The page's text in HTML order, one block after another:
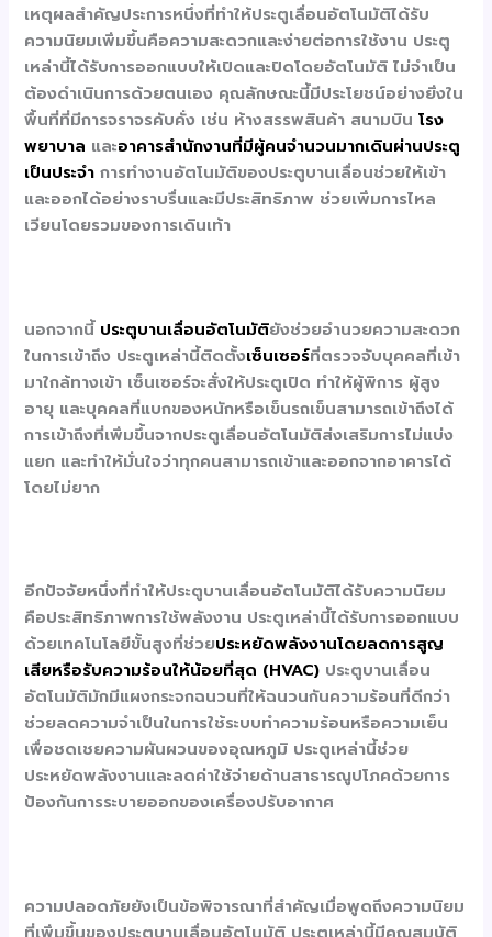
เหตุผลสำคัญประการหนึ่งที่ทำให้ประตูเลื่อนอัตโนมัติได้รับ
ความนิยมเพิ่มขึ้นคือความสะดวกและง่ายต่อการใช้งาน ประตู
เหล่านี้ได้รับการออกแบบให้เปิดและปิดโดยอัตโนมัติ ไม่จำเป็น
ต้องดำเนินการด้วยตนเอง คุณลักษณะนี้มีประโยชน์อย่างยิ่งใน
พื้นที่ที่มีการจราจรคับคั่ง เช่น ห้างสรรพสินค้า สนามบิน โรง
พยาบาล และอาคารสำนักงานที่มีผู้คนจำนวนมากเดินผ่านประตู
เป็นประจำ การทำงานอัตโนมัติของประตูบานเลื่อนช่วยให้เข้า
และออกได้อย่างราบรื่นและมีประสิทธิภาพ ช่วยเพิ่มการไหล
เวียนโดยรวมของการเดินเท้า
นอกจากนี้ ประตูบานเลื่อนอัตโนมัติยังช่วยอำนวยความสะดวก
ในการเข้าถึง ประตูเหล่านี้ติดตั้งเซ็นเซอร์ที่ตรวจจับบุคคลที่เข้า
มาใกล้ทางเข้า เซ็นเซอร์จะสั่งให้ประตูเปิด ทำให้ผู้พิการ ผู้สูง
อายุ และบุคคลที่แบกของหนักหรือเข็นรถเข็นสามารถเข้าถึงได้
การเข้าถึงที่เพิ่มขึ้นจากประตูเลื่อนอัตโนมัติส่งเสริมการไม่แบ่ง
แยก และทำให้มั่นใจว่าทุกคนสามารถเข้าและออกจากอาคารได้
โดยไม่ยาก
อีกปัจจัยหนึ่งที่ทำให้ประตูบานเลื่อนอัตโนมัติได้รับความนิยม
คือประสิทธิภาพการใช้พลังงาน ประตูเหล่านี้ได้รับการออกแบบ
ด้วยเทคโนโลยีขั้นสูงที่ช่วยประหยัดพลังงานโดยลดการสูญ
เสียหรือรับความร้อนให้น้อยที่สุด (HVAC) ประตูบานเลื่อน
อัตโนมัติมักมีแผงกระจกฉนวนที่ให้ฉนวนกันความร้อนที่ดีกว่า
ช่วยลดความจำเป็นในการใช้ระบบทำความร้อนหรือความเย็น
เพื่อชดเชยความผันผวนของอุณหภูมิ ประตูเหล่านี้ช่วย
ประหยัดพลังงานและลดค่าใช้จ่ายด้านสาธารณูปโภคด้วยการ
ป้องกันการระบายออกของเครื่องปรับอากาศ
ความปลอดภัยยังเป็นข้อพิจารณาที่สำคัญเมื่อพูดถึงความนิยม